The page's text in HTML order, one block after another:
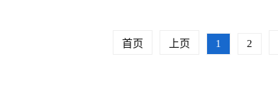
首页 上页 1 2